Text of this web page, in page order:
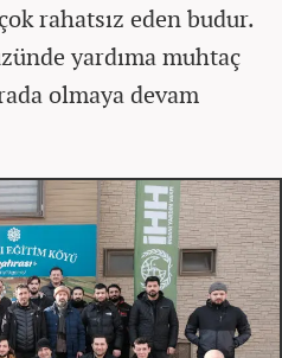
rahatsız eden budur.
yardıma muhtaç
olmaya devam